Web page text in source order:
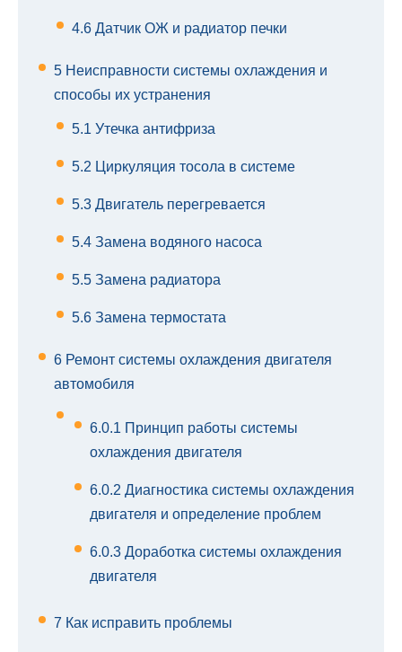
4.6 Датчик ОЖ и радиатор печки
5 Неисправности системы охлаждения и
способы их устранения
5.1 Утечка антифриза
5.2 Циркуляция тосола в системе
5.3 Двигатель перегревается
5.4 Замена водяного насоса
5.5 Замена радиатора
5.6 Замена термостата
6 Ремонт системы охлаждения двигателя
автомобиля
6.0.1 Принцип работы системы
охлаждения двигателя
6.0.2 Диагностика системы охлаждения
двигателя и определение проблем
6.0.3 Доработка системы охлаждения
двигателя
7 Как исправить проблемы